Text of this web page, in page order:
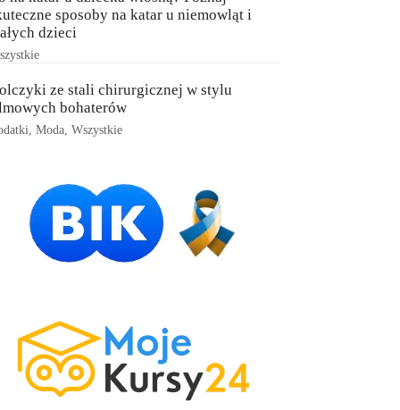
sposoby na katar u niemowląt i
dzieci
ze stali chirurgicznej w stylu
bohaterów
,Moda,Wszystkie